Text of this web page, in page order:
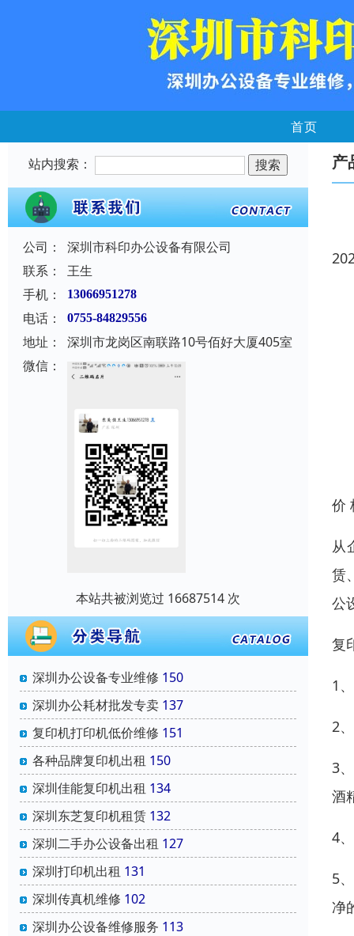
首页
站内搜索：
公司：
深圳市科印办公设备有限公司
联系：
王生
手机：
13066951278
电话： 0755-84829556
地址：
深圳市龙岗区南联路10号佰好大厦405室
微信：
本站共被浏览过 16687514 次
深圳办公设备专业维修 150
深圳办公耗材批发专卖 137
复印机打印机低价维修 151
各种品牌复印机出租 150
深圳佳能复印机出租 134
深圳东芝复印机租赁 132
深圳二手办公设备出租 127
深圳打印机出租 131
深圳传真机维修 102
深圳办公设备维修服务 113
产
价
从
赁
公
复
1
2
3
酒
4
5
净